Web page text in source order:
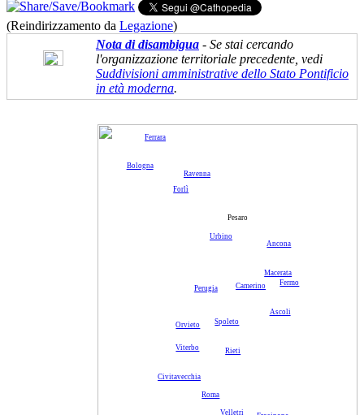
(Reindirizzamento da Legazione)
Nota di disambigua - Se stai cercando
l'organizzazione territoriale precedente, vedi
Suddivisioni amministrative dello Stato Pontificio
in età moderna.
Bologna
Ferrara
Forlì
Ravenna
Ancona
Ascoli
Camerino Fermo
Macerata
Pesaro
Urbino
Perugia
Rieti
Spoleto
Velletri
Roma
Civitavecchia
Orvieto
Viterbo